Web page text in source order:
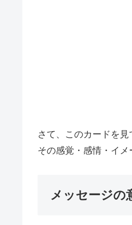
さて、このカードを
その感覚・感情・イメ
メッセージの